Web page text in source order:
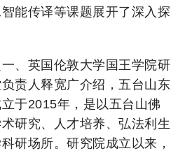
能传译等课题展开了深入探
、英国伦敦大学国王学院研
责人释宽广介绍，五台山东
于2015年，是以五台山佛
研究、人才培养、弘法利生
研场所。研究院成立以来，